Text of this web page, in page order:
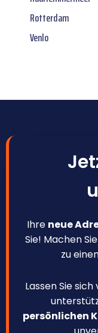
Rotterdam
Venlo
Ihre neue
Sie! Machen
zu
Lassen Sie
persönlichen